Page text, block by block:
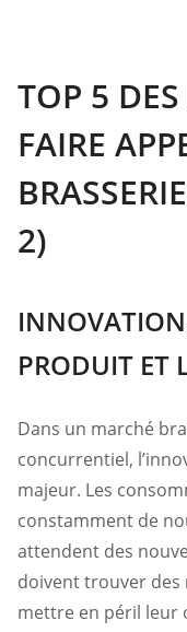
TOP 5
FAIRE
2)
PRODUIT ET
Dans un marché
concurrentiel,
majeur. Les
constamment de
attendent des
doivent trouver des
mettre en péril leur